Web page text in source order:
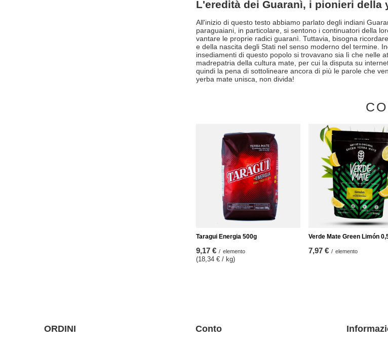
L'eredità dei Guaranì, i pionieri della
All'inizio di questo testo abbiamo parlato degli indiani
paraguaiani, in particolare, si sentono i continuatori della
vantare le proprie radici guaranì. Tuttavia, bisogna
e della nascita degli Stati nel senso moderno del termine.
insediamenti di questo popolo si trovavano sia lì che nelle
madrepatria della cultura mate, per cui la disputa su
quindi la pena di sottolineare ancora di più le parole che
yerba mate unisca, non divida!
Taragui Energia 500g
9,17 € / elemento
(18,34 € / kg)
Verde Mate Green Limón
7,97 € / elemento
ORDINI Conto